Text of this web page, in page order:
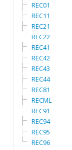
REC01
REC11
REC21
REC22
REC41
REC42
REC43
REC44
REC81
RECML
REC91
REC94
REC95
REC96